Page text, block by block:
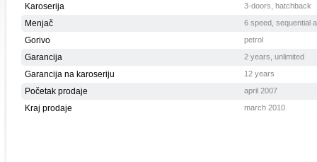
Karoserija 3-doors, hatchback
Menjač 6 speed, sequential
Gorivo petrol
Garancija 2 years, unlimited
Garancija na karoseriju 12 years
Početak prodaje april 2007
Kraj prodaje march 2010